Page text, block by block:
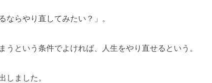
ならやり直してみたい？」。
うという条件でよければ、人生をやり直せるという。
しました。